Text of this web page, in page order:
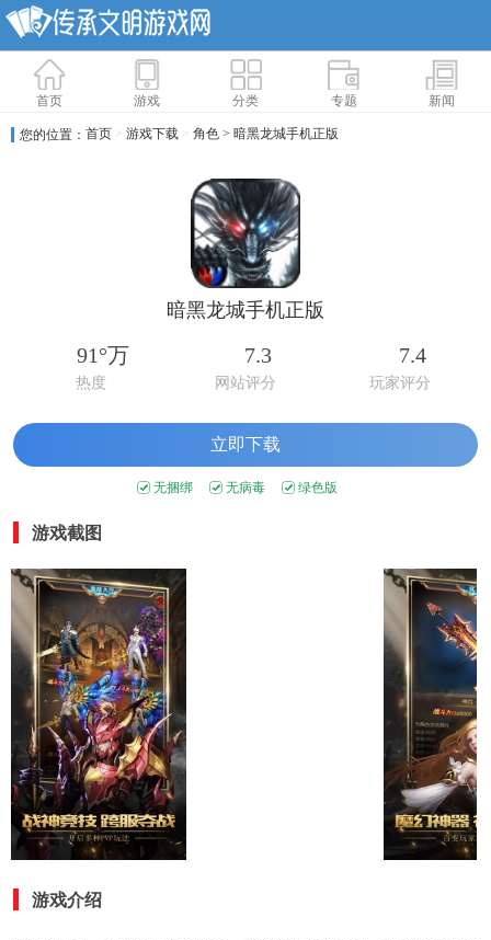
首页 游戏 分类 专题 新闻
您的位置： 首页 > 游戏下载 > 角色 > 暗黑龙城手机正版
暗黑龙城手机正版
91°万
热度
7.3
网站评分
7.4
玩家评分
立即下载
无捆绑 无病毒 绿色版
游戏截图
游戏介绍